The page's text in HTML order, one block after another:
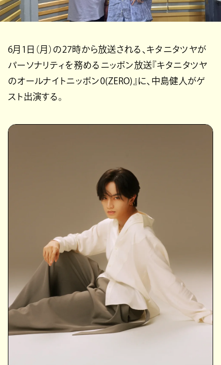
6月1日（月）の27時から放送される、キタニタツヤが
パーソナリティを務めるニッポン放送『キタニタツヤ
のオールナイトニッポン0(ZERO)』に、中島健人がゲ
スト出演する。